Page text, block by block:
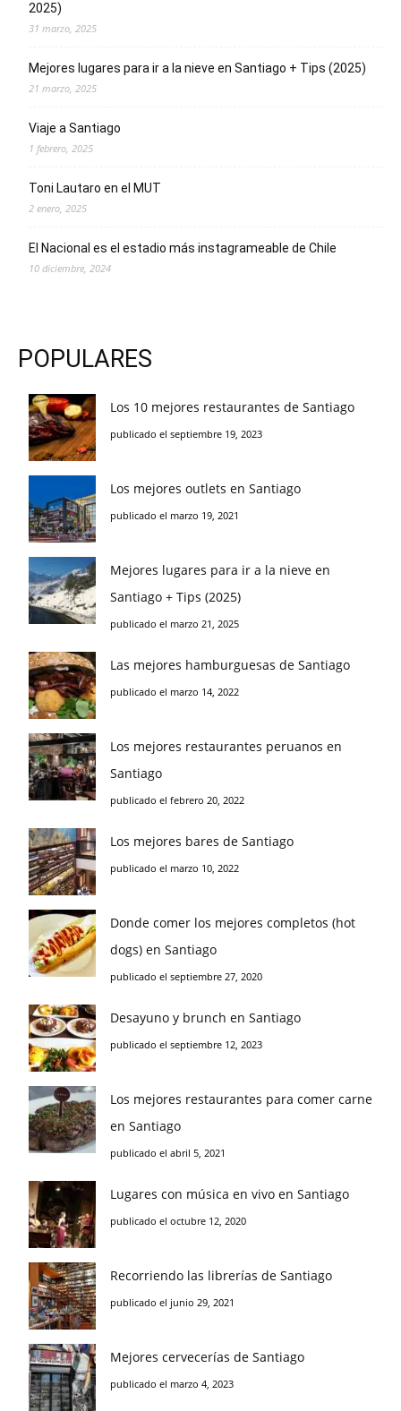
2025)
31 marzo, 2025
Mejores lugares para ir a la nieve en Santiago + Tips (2025)
21 marzo, 2025
Viaje a Santiago
1 febrero, 2025
Toni Lautaro en el MUT
2 enero, 2025
El Nacional es el estadio más instagrameable de Chile
10 diciembre, 2024
POPULARES
Los 10 mejores restaurantes de Santiago
publicado el septiembre 19, 2023
Los mejores outlets en Santiago
publicado el marzo 19, 2021
Mejores lugares para ir a la nieve en
Santiago + Tips (2025)
publicado el marzo 21, 2025
Las mejores hamburguesas de Santiago
publicado el marzo 14, 2022
Los mejores restaurantes peruanos en
Santiago
publicado el febrero 20, 2022
Los mejores bares de Santiago
publicado el marzo 10, 2022
Donde comer los mejores completos (hot
dogs) en Santiago
publicado el septiembre 27, 2020
Desayuno y brunch en Santiago
publicado el septiembre 12, 2023
Los mejores restaurantes para comer carne
en Santiago
publicado el abril 5, 2021
Lugares con música en vivo en Santiago
publicado el octubre 12, 2020
Recorriendo las librerías de Santiago
publicado el junio 29, 2021
Mejores cervecerías de Santiago
publicado el marzo 4, 2023